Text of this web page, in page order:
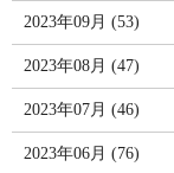
2023年09月 (53)
2023年08月 (47)
2023年07月 (46)
2023年06月 (76)